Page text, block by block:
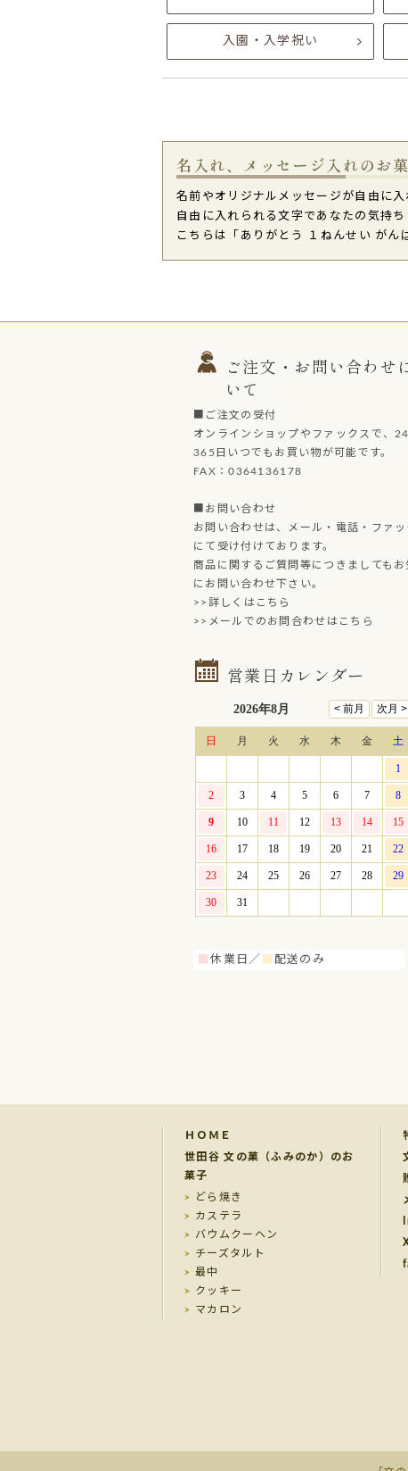
入園・入学祝い
名入れ、メッセージ入れのお
名前やオリジナルメッセージが自由に
自由に入れられる文字であなたの気持
こちらは「ありがとう １ねんせい がん
ご注文・お問い合わせ
いて
■ご注文の受付
オンラインショップやファックスで、
365日いつでもお買い物が可能です。
FAX：0364136178
■お問い合わせ
お問い合わせは、メール・電話・ファッ
にて受け付けております。
商品に関するご質問等につきましてもお
にお問い合わせ下さい。
>>詳しくはこちら
>>メールでのお問合わせはこちら
営業日カレンダー
■休業日／ 配送のみ
ＨＯＭＥ
世田谷 文の菓（ふみのか）のお
菓子
どら焼き
カステラ
バウムクーヘン
チーズタルト
最中
クッキー
マカロン